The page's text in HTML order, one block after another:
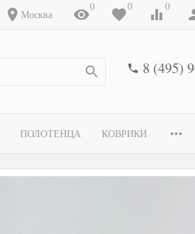
Москва
0 0 0
8 (495)
ПОЛОТЕНЦА КОВРИКИ